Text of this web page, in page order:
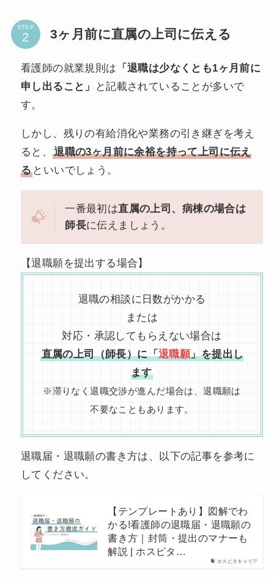
STEP 3ヶ月前に直属の上司に伝える
看護師の就業規則は 「退職は少なくとも1ヶ月前に
申し出ること」
と記載されていることが多いで
す。
しかし、残りの有給消化や業務の引き継ぎを考え
ると、退職の3ヶ月前に余裕を持って上司に伝え
る といいでしょう。
一番最初は直属の上司、病棟の場合は
師長に伝えましょう。
【退職願を提出する場合】
退職の相談に日数がかかる
または
対応・承認してもらえない場合は
直属の上司（師長）に「退職願」を提出し
ます
※滞りなく退職交渉が進んだ場合は、退職願は
不要なこともあります。
退職届・退職願の書き方は、以下の記事を参考に
してください。
ホスピタキャリア
【テンプレートあり】図解でわ
かる!看護師の退職届・退職願の
書き方｜封筒・提出のマナーも
解説 | ホスピタ…